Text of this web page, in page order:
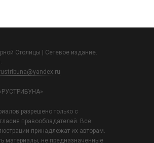
Столицы | Сетевое издание.
разрешено только с
правообладателей. Все
принадлежат их авторам.
материалы, не предназначенные